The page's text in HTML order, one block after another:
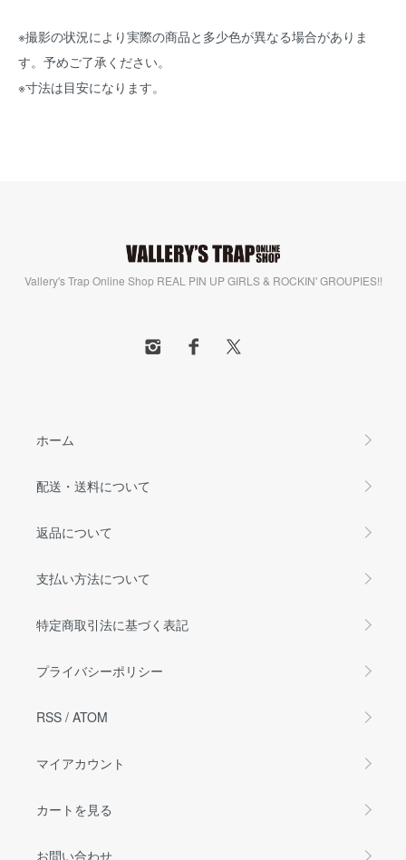
※撮影の状況により実際の商品と多少色が異なる場合がありま
す。予めご了承ください。
※寸法は目安になります。
Vallery's Trap Online Shop REAL PIN UP GIRLS & ROCKIN' GROUPIES!!
ホーム
配送・送料について
返品について
支払い方法について
特定商取引法に基づく表記
プライバシーポリシー
RSS / ATOM
マイアカウント
カートを見る
お問い合わせ